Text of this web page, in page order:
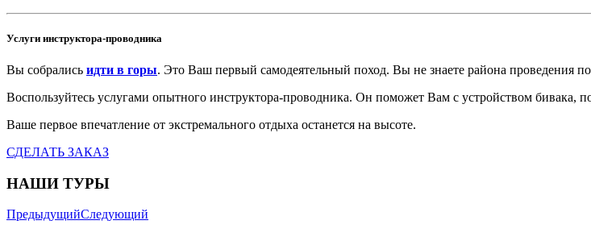
Услуги инструктора-проводника
Вы собрались идти в горы. Это Ваш первый самодеятельный поход. Вы не знаете района проведения
Воспользуйтесь услугами опытного инструктора-проводника. Он поможет Вам с устройством бивака,
Ваше первое впечатление от экстремального отдыха останется на высоте.
СДЕЛАТЬ ЗАКАЗ
НАШИ ТУРЫ
ПредыдущийСледующий